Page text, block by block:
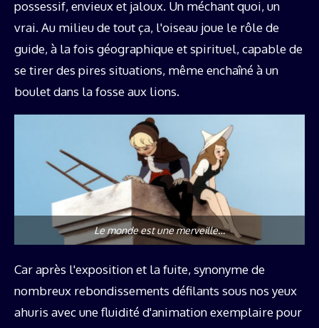
possessif, envieux et jaloux. Un méchant quoi, un
vrai. Au milieu de tout ça, l'oiseau joue le rôle de
guide, à la fois géographique et spirituel, capable de
se tirer des pires situations, même enchaîné à un
boulet dans la fosse aux lions.
Le monde est une merveille…
Car après l'exposition et la fuite, synonyme de
nombreux rebondissements défilants sous nos yeux
ahuris avec une fluidité d'animation exemplaire pour